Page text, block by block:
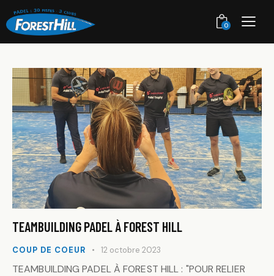
0
TEAMBUILDING PADEL À FOREST HILL
COUP DE COEUR 12 octobre 2023
TEAMBUILDING PADEL À FOREST HILL : "POUR RELIER